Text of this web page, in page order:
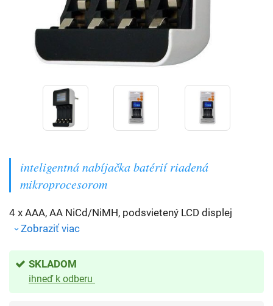
inteligentná nabíjačka batérií riadená
mikroprocesorom
4 x AAA, AA NiCd/NiMH, podsvietený LCD displej
Zobraziť viac
SKLADOM
ihneď k odberu